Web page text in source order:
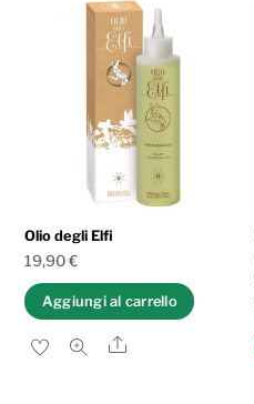
Olio degli Elfi
19,90€
Aggiungi al carrello
Share